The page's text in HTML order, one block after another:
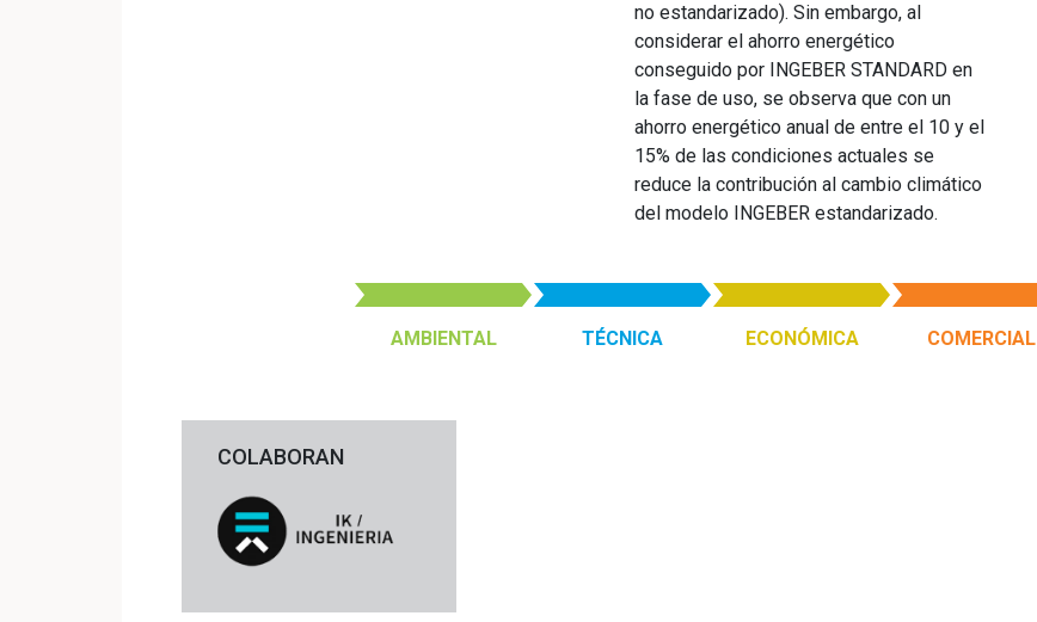
no estandarizado). Sin embargo, al
considerar el ahorro energético
conseguido por INGEBER STANDARD en
la fase de uso, se observa que con un
ahorro energético anual de entre el 10 y el
15% de las condiciones actuales se
reduce la contribución al cambio climático
del modelo INGEBER estandarizado.
AMBIENTAL TÉCNICA ECONÓMICA COMERCIAL
COLABORAN